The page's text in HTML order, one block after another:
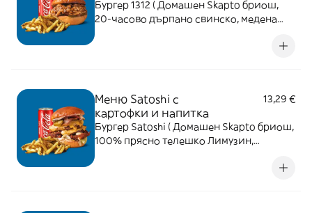
Бургер 1312 ( Домашен Skapto бриош,
20-часово дърпано свинско, медена
Меню Satoshi с
картофки и напитка
13,29 €
Бургер Satoshi ( Домашен Skapto бриош,
100% прясно телешко Лимузин,